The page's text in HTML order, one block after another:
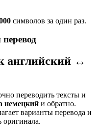
символов за один раз.
английский ↔
переводить тексты и
немецкий и обратно.
варианты перевода и
оригинала.